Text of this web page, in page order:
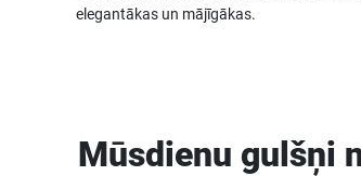
elegantākas un mājīgākas.
Mūsdienu gulšņi